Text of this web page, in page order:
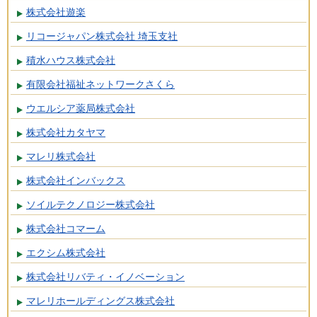
株式会社遊楽
リコージャパン株式会社 埼玉支社
積水ハウス株式会社
有限会社福祉ネットワークさくら
ウエルシア薬局株式会社
株式会社カタヤマ
マレリ株式会社
株式会社インバックス
ソイルテクノロジー株式会社
株式会社コマーム
エクシム株式会社
株式会社リバティ・イノベーション
マレリホールディングス株式会社